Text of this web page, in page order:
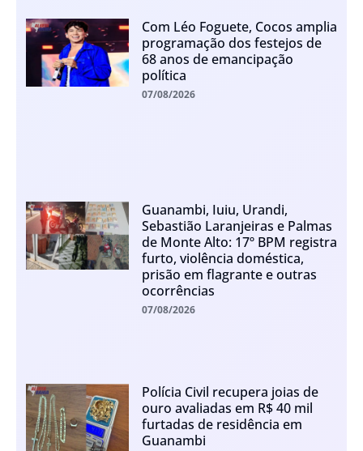
Com Léo Foguete, Cocos amplia
programação dos festejos de
68 anos de emancipação
política
07/08/2026
Guanambi, Iuiu, Urandi,
Sebastião Laranjeiras e Palmas
de Monte Alto: 17º BPM registra
furto, violência doméstica,
prisão em flagrante e outras
ocorrências
07/08/2026
Polícia Civil recupera joias de
ouro avaliadas em R$ 40 mil
furtadas de residência em
Guanambi